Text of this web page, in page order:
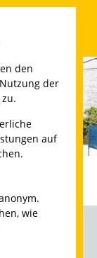
den
der
auf
wie